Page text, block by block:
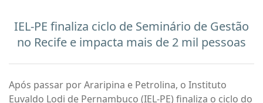
IEL-PE finaliza ciclo de Seminário de Gestão
no Recife e impacta mais de 2 mil pessoas
Após passar por Araripina e Petrolina, o Instituto
Euvaldo Lodi de Pernambuco (IEL-PE) finaliza o ciclo do